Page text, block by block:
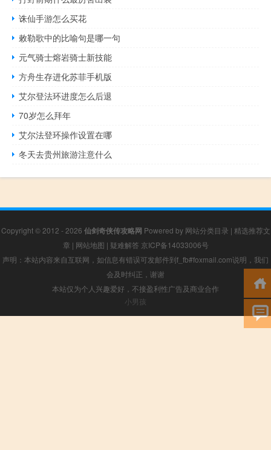
诛仙手游怎么买花
敕勒歌中的比喻句是哪一句
元气骑士熔岩骑士新技能
方舟生存进化苏菲手机版
艾尔登法环进度怎么后退
70岁怎么拜年
艾尔法登环操作设置在哪
冬天去贵州旅游注意什么
Copyright © 2012 - 2026 仙剑奇侠传攻略网 Powered by 网站分类目录 | 精选推荐文
章 | 网站地图 | 疑难解答 京ICP备14033006号
声明：本站内容来自互联网，如信息有错误可发邮件到f_fb#foxmail.com说明，我们
会及时纠正，谢谢
本站仅为个人兴趣爱好，不接盈利性广告及商业合作
小男孩